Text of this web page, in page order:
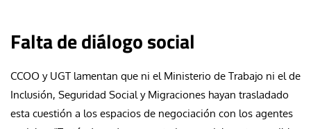
Falta de diálogo social
CCOO y UGT lamentan que ni el Ministerio de Trabajo ni el de
Inclusión, Seguridad Social y Migraciones hayan trasladado
esta cuestión a los espacios de negociación con los agentes